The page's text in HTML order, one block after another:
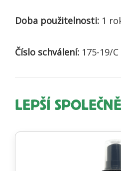
Doba použitelnosti: 1
Číslo schválení: 175-19/C
LEPŠÍ SPOLEČNĚ